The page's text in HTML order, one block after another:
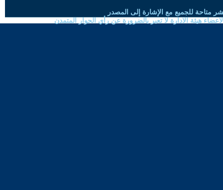
متاحة للجميع مع الإشارة إلى المصدر
هيئة الادارة لا تعبر بالضرورة عن رأي الحوار المتمدن